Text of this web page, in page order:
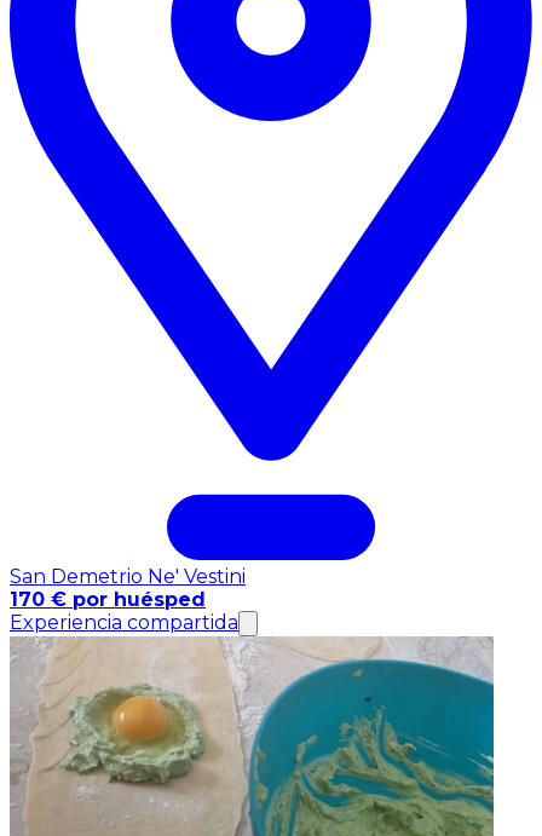
San Demetrio Ne' Vestini
170 € por huésped
Experiencia compartida